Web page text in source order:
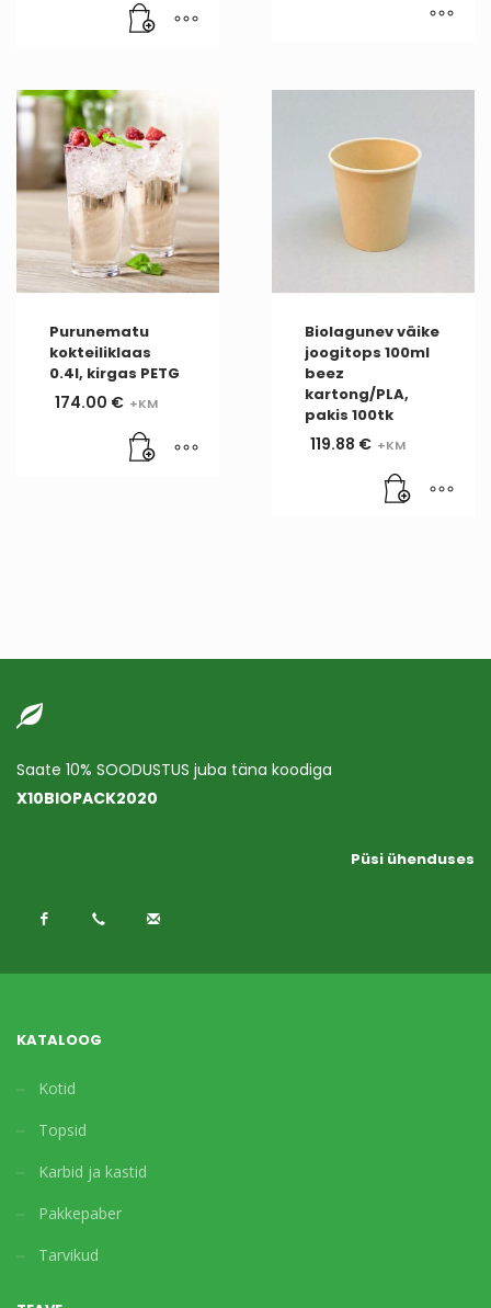
Purunematu
kokteiliklaas
0.4l, kirgas PETG
174.00 €
Biolagunev väike
joogitops 100ml
beez
kartong/PLA,
pakis 100tk
119.88 €
Saate 10% SOODUSTUS juba täna koodiga
X10BIOPACK2020
Püsi ühenduses
KATALOOG
Kotid
Topsid
Karbid ja kastid
Pakkepaber
Tarvikud